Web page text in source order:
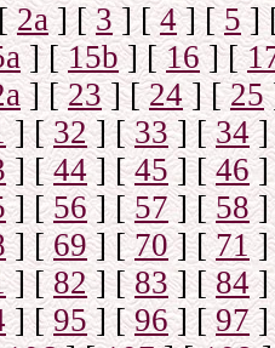
2а] [3] [4] [5]
] [15b] [16] [
] [23] [24] [25
] [32] [33] [34]
] [44] [45] [46]
] [56] [57] [58]
] [69] [70] [71]
] [82] [83] [84]
] [95] [96] [97]